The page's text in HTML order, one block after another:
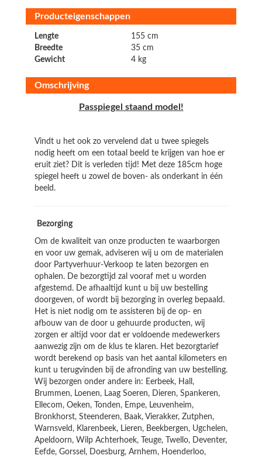
Producteigenschappen
Lengte
155 cm
Breedte
35 cm
Gewicht
4 kg
Omschrijving
Passpiegel staand model!
Vindt u het ook zo vervelend dat u twee spiegels
nodig heeft om een totaal beeld te krijgen van hoe er
eruit ziet? Dit is verleden tijd! Met deze 185cm hoge
spiegel heeft u zowel de boven- als onderkant in één
beeld.
Bezorging
Om de kwaliteit van onze producten te waarborgen
en voor uw gemak, adviseren wij u om de materialen
door Partyverhuur-Verkoop te laten bezorgen en
ophalen. De bezorgtijd zal vooraf met u worden
afgestemd. De afhaaltijd kunt u bij uw bestelling
doorgeven, of wordt bij bezorging in overleg bepaald.
Het is niet nodig om te assisteren bij de op- en
afbouw van de door u gehuurde producten, wij
zorgen er altijd voor dat er voldoende medewerkers
aanwezig zijn om de klus te klaren. Het bezorgtarief
wordt berekend op basis van het aantal kilometers en
kunt u terugvinden bij de afronding van uw bestelling.
Wij bezorgen onder andere in: Eerbeek, Hall,
Brummen, Loenen, Laag Soeren, Dieren, Spankeren,
Ellecom, Oeken, Tonden, Empe, Leuvenheim,
Bronkhorst, Steenderen, Baak, Vierakker, Zutphen,
Warnsveld, Klarenbeek, Lieren, Beekbergen, Ugchelen,
Apeldoorn, Wilp Achterhoek, Teuge, Twello, Deventer,
Eefde, Gorssel, Doesburg, Arnhem, Hoenderloo,